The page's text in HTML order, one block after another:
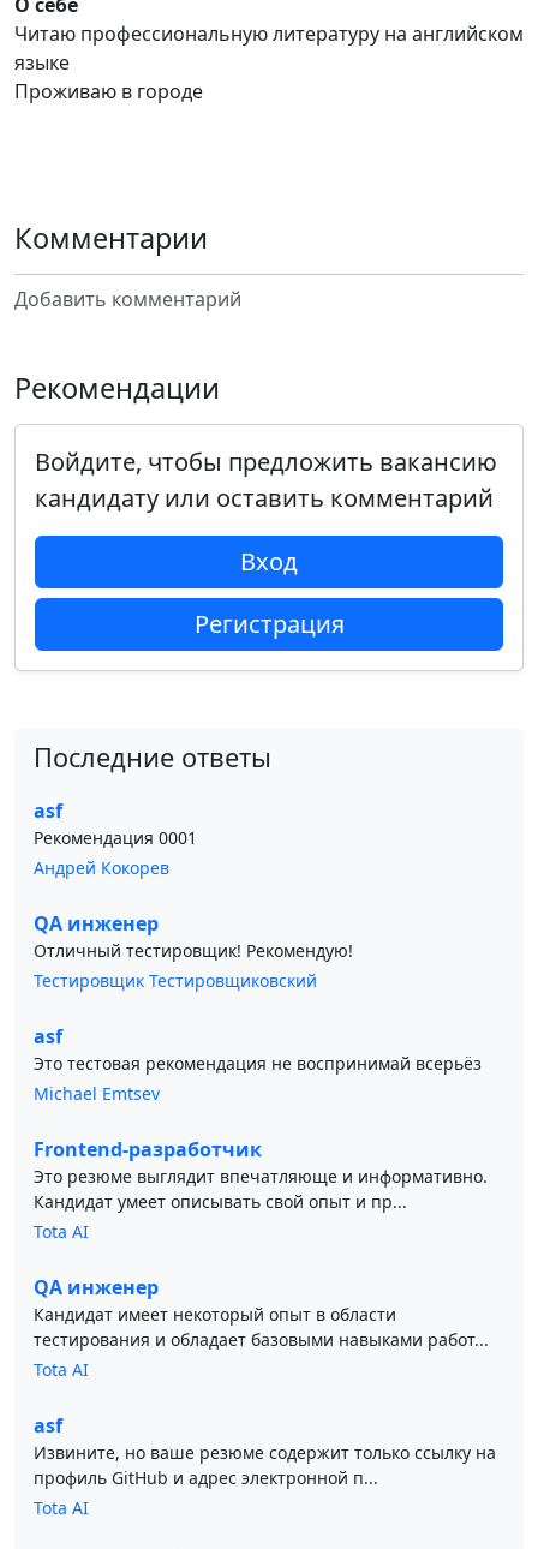
Читаю профессиональную литературу на английском
языке
Проживаю в городе
Комментарии
Добавить комментарий
Рекомендации
Войдите, чтобы предложить вакансию
кандидату или оставить комментарий
Вход
Регистрация
Последние ответы
asf
Рекомендация 0001
Андрей Кокорев
QA инженер
Отличный тестировщик! Рекомендую!
Тестировщик Тестировщиковский
asf
Это тестовая рекомендация не воспринимай всерьёз
Michael Emtsev
Frontend-разработчик
Это резюме выглядит впечатляюще и информативно.
Кандидат умеет описывать свой опыт и пр...
Tota AI
QA инженер
Кандидат имеет некоторый опыт в области
тестирования и обладает базовыми навыками работ...
Tota AI
asf
Извините, но ваше резюме содержит только ссылку на
профиль GitHub и адрес электронной п...
Tota AI